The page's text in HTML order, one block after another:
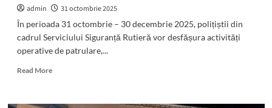
admin
31 octombrie 2025
În perioada 31 octombrie – 30 decembrie 2025, polițiștii din
cadrul Serviciului Siguranță Rutieră vor desfășura activități
operative de patrulare,...
Read MoreRead
Patrule